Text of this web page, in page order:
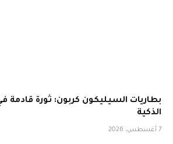
بطاريات السيليكون كربون: ثورة قادمة
الذكية
7 أغسطس، 2026